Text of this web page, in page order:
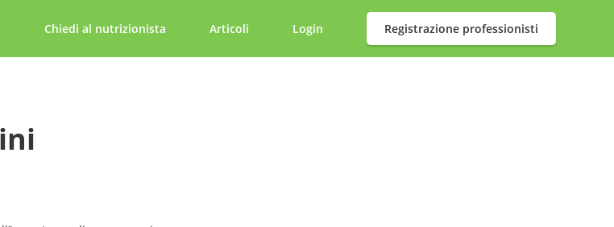
Chiedi al nutrizionista Articoli Login Registrazione professionisti